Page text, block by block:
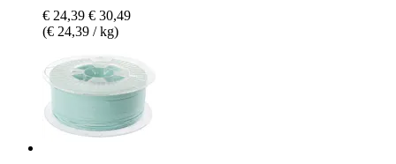
€ 24,39 € 30,49
(€ 24,39 / kg)